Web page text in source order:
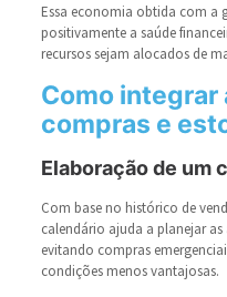
Essa economia obtida com a
positivamente a saúde
recursos sejam alocados de
Como integrar
compras e
Elaboração de um
Com base no histórico de
calendário ajuda a planejar
evitando compras
condições menos vantajosas.